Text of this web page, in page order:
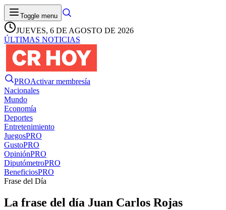
Toggle menu
JUEVES, 6 DE AGOSTO DE 2026
ÚLTIMAS NOTICIAS
PROActivar membresía
Nacionales
Mundo
Economía
Deportes
Entretenimiento
JuegosPRO
GustoPRO
OpiniónPRO
DiputómetroPRO
BeneficiosPRO
Frase del Día
La frase del día Juan Carlos Rojas